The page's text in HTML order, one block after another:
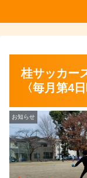
桂サッカー
〈毎月第4日
お知らせ